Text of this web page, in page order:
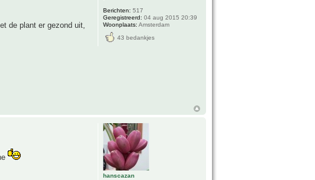
de plant er gezond uit,
Berichten: 517
Geregistreerd: 04 aug 2015 20:39
Woonplaats: Amsterdam
43 bedankjes
hanscazan